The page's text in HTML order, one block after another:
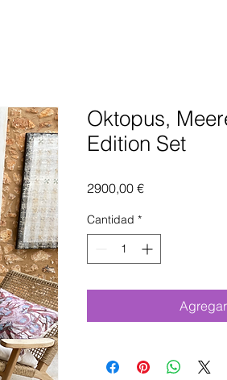
Oktopus,
Edition Set
2900,00 €Precio
Cantidad *